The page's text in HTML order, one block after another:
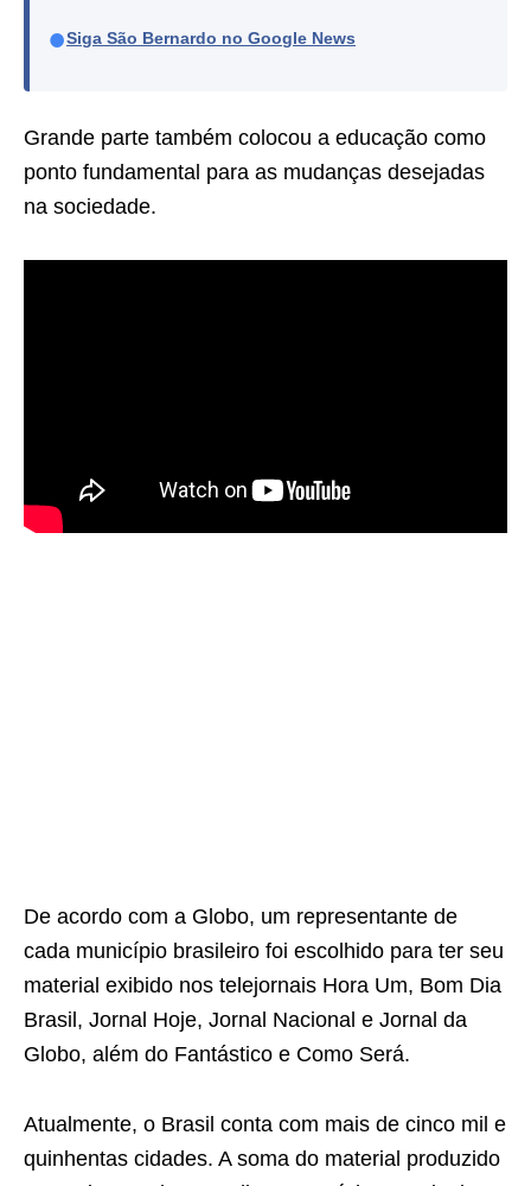
●Siga São Bernardo no Google News
Grande parte também colocou a educação como
ponto fundamental para as mudanças desejadas
na sociedade.
De acordo com a Globo, um representante de
cada município brasileiro foi escolhido para ter seu
material exibido nos telejornais Hora Um, Bom Dia
Brasil, Jornal Hoje, Jornal Nacional e Jornal da
Globo, além do Fantástico e Como Será.
Atualmente, o Brasil conta com mais de cinco mil e
quinhentas cidades. A soma do material produzido